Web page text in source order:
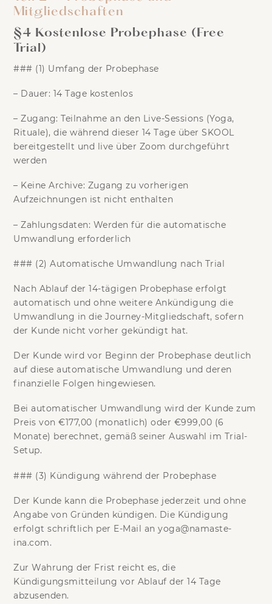
Mitgliedschaften
§4 Kostenlose Probephase (Free
Trial)
### (1) Umfang der Probephase
– Dauer: 14 Tage kostenlos
–Zugang: Teilnahme an den Live-Sessions (Yoga,
Rituale), die während dieser 14 Tage über SKOOL
bereitgestellt und live über Zoom durchgeführt
werden
– Keine Archive: Zugang zu vorherigen
Aufzeichnungen ist nicht enthalten
–Zahlungsdaten: Werden für die automatische
Umwandlung erforderlich
### (2) Automatische Umwandlung nach Trial
Nach Ablauf der 14-tägigen Probephase erfolgt
automatisch und ohne weitere Ankündigung die
Umwandlung in die Journey-Mitgliedschaft, sofern
der Kunde nicht vorher gekündigt hat.
Der Kunde wird vor Beginn der Probephase deutlich
auf diese automatische Umwandlung und deren
finanzielle Folgen hingewiesen.
Bei automatischer Umwandlung wird der Kunde zum
Preis von€177,00 (monatlich) oder €999,00 (6
Monate) berechnet, gemäß seiner Auswahl im Trial-
Setup.
### (3) Kündigung während der Probephase
Der Kunde kann die Probephase jederzeit und ohne
Angabe von Gründen kündigen. Die Kündigung
erfolgt schriftlich per E-Mail anyoga@namaste-
ina.com.
Zur Wahrung der Frist reicht es, die
Kündigungsmitteilung vor Ablauf der 14 Tage
abzusenden.